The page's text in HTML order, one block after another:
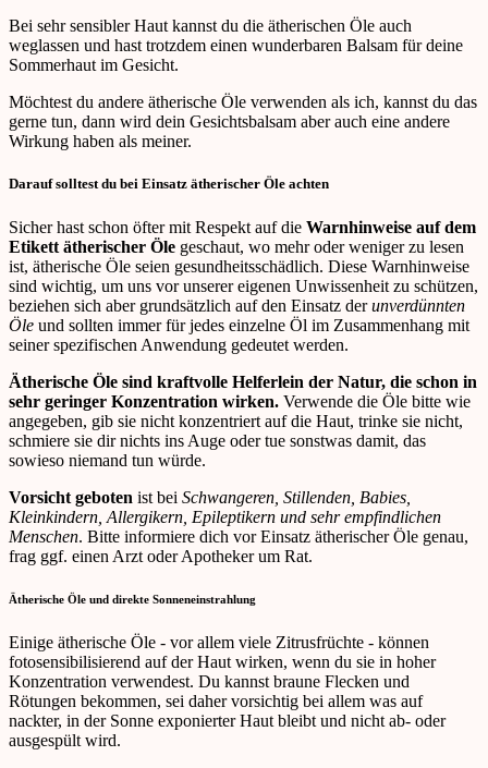
Bei sehr sensibler Haut kannst du die ätherischen Öle auch
weglassen und hast trotzdem einen wunderbaren Balsam für deine
Sommerhaut im Gesicht.
Möchtest du andere ätherische Öle verwenden als ich, kannst du das
gerne tun, dann wird dein Gesichtsbalsam aber auch eine andere
Wirkung haben als meiner.
Darauf solltest du bei Einsatz ätherischer Öle achten
Sicher hast schon öfter mit Respekt auf die Warnhinweise auf dem
Etikett ätherischer Öle geschaut, wo mehr oder weniger zu lesen
ist, ätherische Öle seien gesundheitsschädlich. Diese Warnhinweise
sind wichtig, um uns vor unserer eigenen Unwissenheit zu schützen,
beziehen sich aber grundsätzlich auf den Einsatz derunverdünnten
Öle und sollten immer für jedes einzelne Öl im Zusammenhang mit
seiner spezifischen Anwendung gedeutet werden.
Ätherische Öle sind kraftvolle Helferlein der Natur, die schon in
sehr geringer Konzentration wirken. Verwende die Öle bitte wie
angegeben, gib sie nicht konzentriert auf die Haut, trinke sie nicht,
schmiere sie dir nichts ins Auge oder tue sonstwas damit, das
sowieso niemand tun würde.
Vorsicht geboten ist bei Schwangeren, Stillenden, Babies,
Kleinkindern, Allergikern, Epileptikern und sehr empfindlichen
Menschen. Bitte informiere dich vor Einsatz ätherischer Öle genau,
frag ggf. einen Arzt oder Apotheker um Rat.
Ätherische Öle und direkte Sonneneinstrahlung
Einige ätherische Öle - vor allem viele Zitrusfrüchte - können
fotosensibilisierend auf der Haut wirken, wenn du sie in hoher
Konzentration verwendest. Du kannst braune Flecken und
Rötungen bekommen, sei daher vorsichtig bei allem was auf
nackter, in der Sonne exponierter Haut bleibt und nicht ab- oder
ausgespült wird.